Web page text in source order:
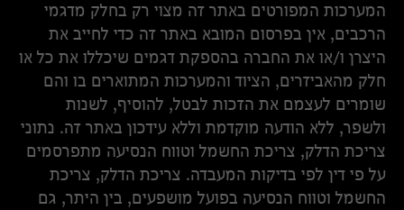
המערכות המפורטים באתר זה מצוי רק בחלק מדגמי
הרכבים, אין בפרסום המובא באתר זה כדי לחייב את
היצרן ו/או את החברה בהספקת דגמים שיכללו את כל או
חלק מהאביזרים, הציוד והמערכות המתוארים בו והם
שומרים לעצמם את הזכות לבטל, להוסיף, לשנות
ולשפר, ללא הודעה מוקדמת וללא עידכון באתר זה. נתוני
צריכת הדלק, צריכת החשמל וטווח הנסיעה מתפרסמים
על פי דין לפי בדיקות המעבדה. צריכת הדלק, צריכת
החשמל וטווח הנסיעה בפועל מושפעים, בין היתר, גם